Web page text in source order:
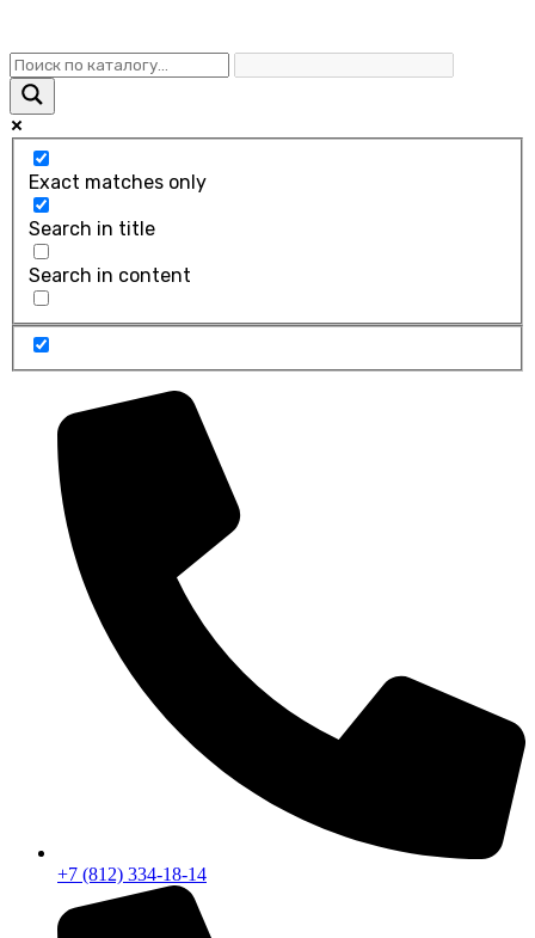
Exact matches only
Search in title
Search in content
+7 (812) 334-18-14